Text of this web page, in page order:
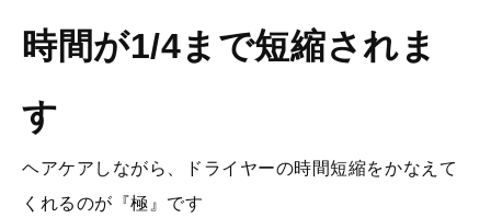
時間が1/4まで短縮されま
す
ヘアケアしながら、ドライヤーの時間短縮をかなえて
くれるのが『極』です